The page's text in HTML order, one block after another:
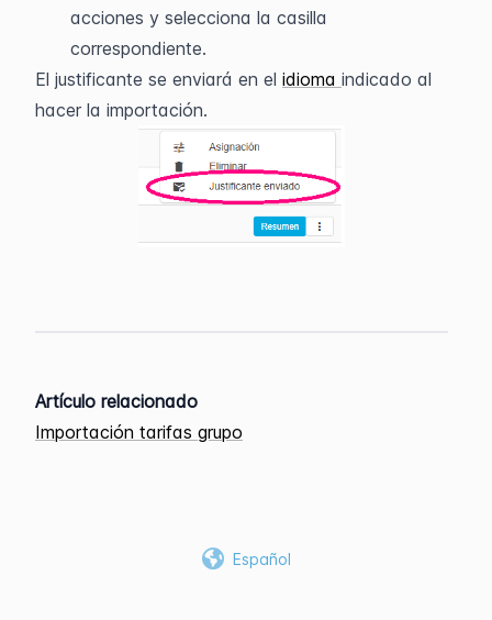
acciones y selecciona la casilla
correspondiente.
El justificante se enviará en el idioma indicado al
hacer la importación.
Artículo relacionado
Importación tarifas grupo
Español